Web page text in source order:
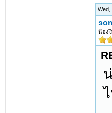
Wed,
น้องใ